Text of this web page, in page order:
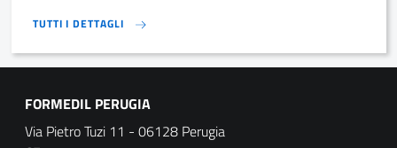
TUTTI I DETTAGLI TUTTI I DETTAGLI
FORMEDIL PERUGIA
Via Pietro Tuzi 11 - 06128 Perugia